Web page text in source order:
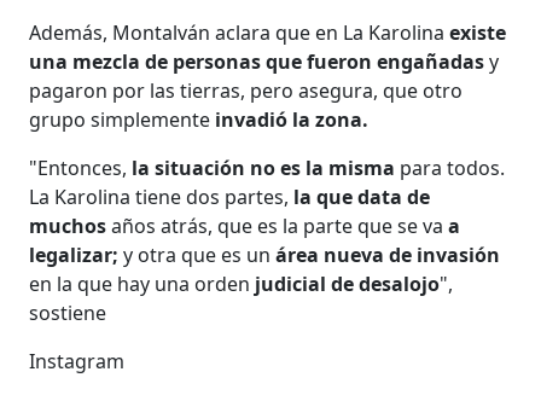
Además, Montalván aclara que en La Karolinaexiste
una mezcla de personas que fueron engañadasy
pagaron por las tierras, pero asegura, que otro
grupo simplemente invadió la zona.
"Entonces, la situación no es la misma para todos.
La Karolina tiene dos partes, la que data de
muchosaños atrás, que es la parte que se vaa
legalizar; y otra que es unárea nueva de invasión
en la que hay una orden judicial de desalojo",
sostiene
Instagram